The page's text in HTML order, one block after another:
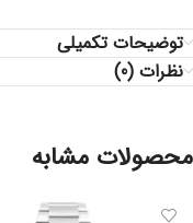
توضیحات تکمیلی
نظرات (0)
محصولات مشابه